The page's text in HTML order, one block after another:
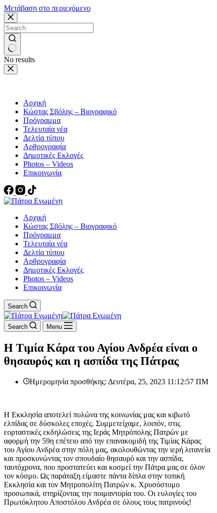
Μετάβαση στο περιεχόμενο
No results
Αρχική
Κώστας Σβόλης – Βιογραφικό
Πρόγραμμα
Τελευταία νέα
Δελτία τύπου
Αρθρογραφία
Δημοτικές Εκλογές
Photos – Videos
Επικοινωνία
Αρχική
Κώστας Σβόλης – Βιογραφικό
Πρόγραμμα
Τελευταία νέα
Δελτία τύπου
Αρθρογραφία
Δημοτικές Εκλογές
Photos – Videos
Επικοινωνία
Search
Search Menu
Η Τιμία Κάρα του Αγίου Ανδρέα είναι ο
θησαυρός και η ασπίδα της Πάτρας
Ημερομηνία προσθήκης: Δευτέρα, 25, 2023 11:12:57 ΠΜ
Η Εκκλησία αποτελεί πυλώνα της κοινωνίας μας και κιβωτό
ελπίδας σε δύσκολες εποχές. Συμμετείχαμε, λοιπόν, στις
εορταστικές εκδηλώσεις της Ιεράς Μητρόπολης Πατρών με
αφορμή την 59η επέτειο από την επανακομιδή της Τιμίας Κάρας
του Αγίου Ανδρέα στην πόλη μας, ακολουθώντας την ιερή λιτανεία
και προσκυνώντας τον σπουδαίο θησαυρό και την ασπίδα,
ταυτόχρονα, που προστατεύει και κοσμεί την Πάτρα μας σε όλον
τον κόσμο. Ως παράταξη είμαστε πάντα δίπλα στην τοπική
Εκκλησία και τον Μητροπολίτη Πατρών κ. Χρυσόστομο
προσωπικά, στηρίζοντας την ποιμαντορία του. Οι ευλογίες του
Πρωτόκλητου Αποστόλου Ανδρέα σε όλους τους πατρινούς!